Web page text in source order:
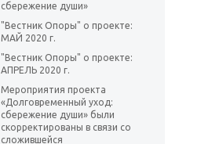
сбережение души»
"Вестник Опоры" о проекте:
МАЙ 2020 г.
"Вестник Опоры" о проекте:
АПРЕЛЬ 2020 г.
Мероприятия проекта
«Долговременный уход:
сбережение души» были
скорректированы в связи со
сложившейся